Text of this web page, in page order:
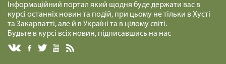
Інформаційний портал який щодня буде держати вас в
курсі останніх новин та подій, при цьому не тільки в Хусті
та Закарпатті, але й в Україні та в цілому світі.
Будьте в курсі всіх новин, підписавшись на нас